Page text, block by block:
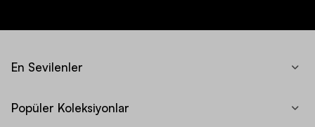
En Sevilenler
Popüler Koleksiyonlar